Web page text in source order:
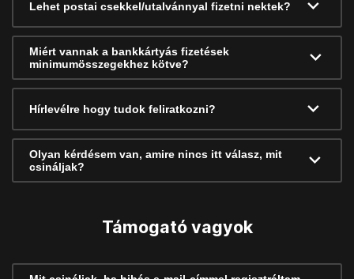
Lehet postai csekkel/utalvánnyal fizetni nektek?
Miért vannak a bankkártyás fizetések
minimumösszegekhez kötve?
Hírlevélre hogy tudok feliratkozni?
Olyan kérdésem van, amire nincs itt válasz, mit
csináljak?
Támogató vagyok